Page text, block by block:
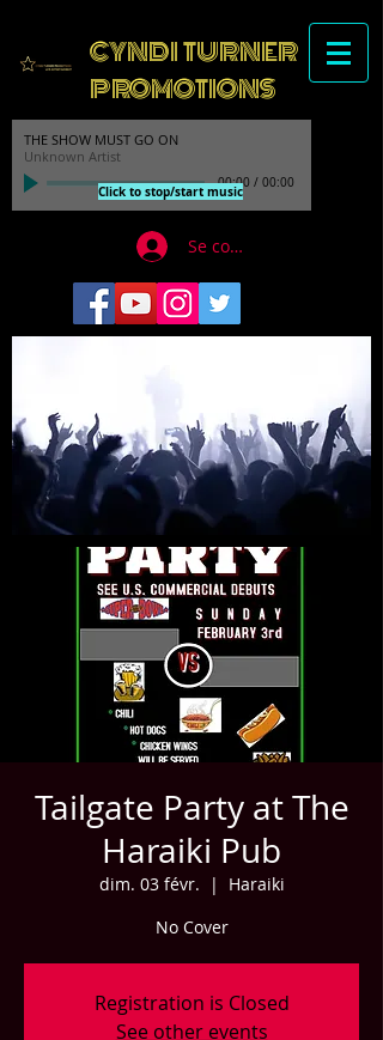
CYNDI TURNER
PROMOTIONS
THE SHOW MUST GO ON
Unknown Artist
00:00 / 00:00
Click to stop/start music
Se connecter
Tailgate Party at The
Haraiki Pub
dim. 03 févr.
  |
Haraiki
No Cover
Registration is Closed
See other events